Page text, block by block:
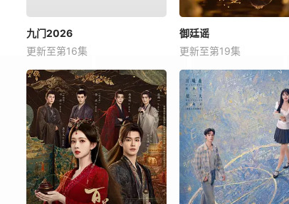
九门2026
更新至第16集
御廷谣
更新至第19集